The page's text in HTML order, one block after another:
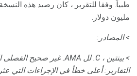
مليون دولار.
> المصادر:
> بينتين ، C. لل AMA.
غير صحيح الفصلى
التقارير: أعلى خطأ في الإجراءات التي عثر